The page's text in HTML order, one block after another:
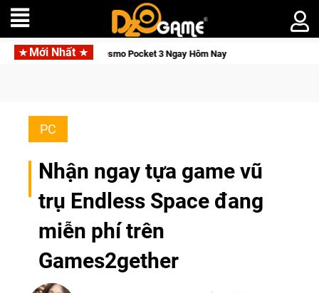
Mới Nhất
Osmo Pocket 3 Ngay Hôm Nay Lineage W – Quyền lực
PC
Nhận ngay tựa game vũ
trụ Endless Space đang
miễn phí trên
Games2gether